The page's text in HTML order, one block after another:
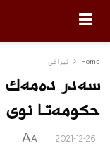
Home ئیراقی
سه‌در ده‌مه‌ك
حكومه‌تا
2021-12-26
A
A